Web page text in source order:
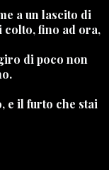
a un lascito di
colto, fino ad ora,
di poco non
e il furto che stai